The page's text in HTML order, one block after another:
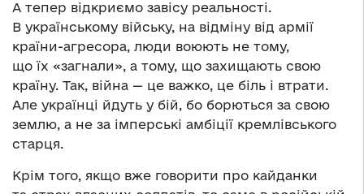
А тепер відкриємо завісу реальності.
В українському війську, на відміну від армії
країни-агресора, люди воюють не тому,
що їх «загнали», а тому, що захищають свою
країну. Так, війна — це важко, це біль і втрати.
Але українці йдуть у бій, бо борються за свою
землю, а не за імперські амбіції кремлівського
старця.
Крім того, якщо вже говорити про кайданки